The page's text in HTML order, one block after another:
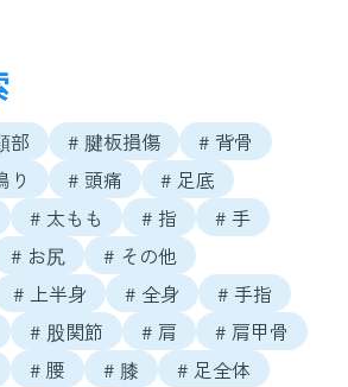
部 # 腱板損傷
# 背骨
り # 頭痛
# 足底
# 太もも # 指
# 手
# お尻
# その他
# 上半身 # 全身
# 手指
# 股関節 # 肩
# 肩甲骨
# 腰 # 膝
# 足全体